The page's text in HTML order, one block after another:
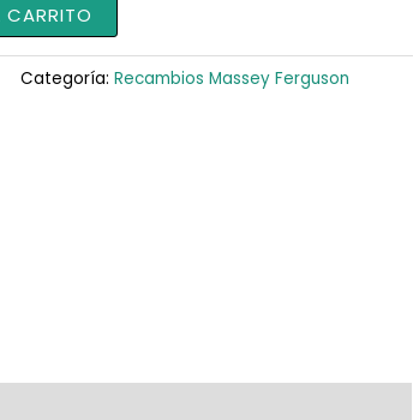
CARRITO
Categoría: Recambios Massey Ferguson